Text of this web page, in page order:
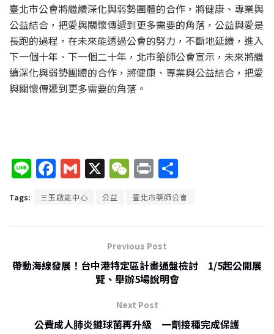
臺北市公會將繼續深化與弱勢團體的合作，將健康、專業與
公益結合，把愛與關懷傳遞到更多需要的角落，公益與愛是
長跑的過程，在未來能透過公會的努力，不斷地延續，進入
下一個十年、下一個二十年，北市藥師公會宣示，未來將繼
續深化與弱勢團體的合作，將健康、專業與公益結合，把愛
與關懷傳遞到更多需要的角落。
Li
n
e
F
a
c
o
G
m
ai
X W
e
C
at
P
ri
nt
享
Tags: 三玉啟能中心 公益 臺北市藥師公會
Previous Post
帶動海線發展！台中港特定區計畫通盤檢討 1/5起公開展
覽、舉辦5場說明會
Next Post
公費成人肺炎鏈球菌再升級 一劑接種完成保護